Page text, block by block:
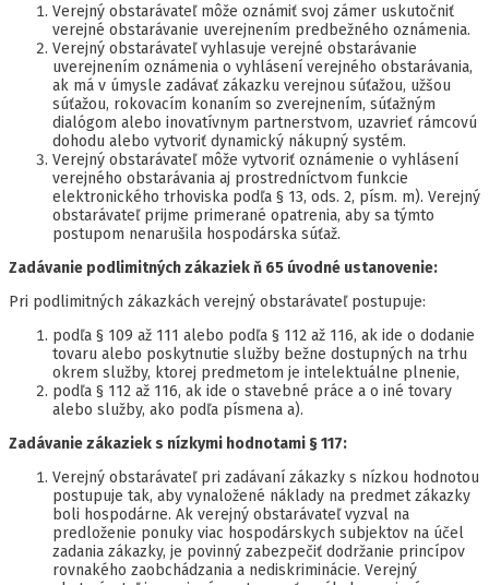
Verejný obstarávateľ môže oznámiť svoj zámer uskutočniť
verejné obstarávanie uverejnením predbežného oznámenia.
Verejný obstarávateľ vyhlasuje verejné obstarávanie
uverejnením oznámenia o vyhlásení verejného obstarávania,
ak má v úmysle zadávať zákazku verejnou súťažou, užšou
súťažou, rokovacím konaním so zverejnením, súťažným
dialógom alebo inovatívnym partnerstvom, uzavrieť rámcovú
dohodu alebo vytvoriť dynamický nákupný systém.
Verejný obstarávateľ môže vytvoriť oznámenie o vyhlásení
verejného obstarávania aj prostredníctvom funkcie
elektronického trhoviska podľa § 13, ods. 2, písm. m). Verejný
obstarávateľ prijme primerané opatrenia, aby sa týmto
postupom nenarušila hospodárska súťaž.
Zadávanie podlimitných zákaziek ň 65 úvodné ustanovenie:
Pri podlimitných zákazkách verejný obstarávateľ postupuje:
podľa § 109 až 111 alebo podľa § 112 až 116, ak ide o dodanie
tovaru alebo poskytnutie služby bežne dostupných na trhu
okrem služby, ktorej predmetom je intelektuálne plnenie,
podľa § 112 až 116, ak ide o stavebné práce a o iné tovary
alebo služby, ako podľa písmena a).
Zadávanie zákaziek s nízkymi hodnotami § 117:
Verejný obstarávateľ pri zadávaní zákazky s nízkou hodnotou
postupuje tak, aby vynaložené náklady na predmet zákazky
boli hospodárne. Ak verejný obstarávateľ vyzval na
predloženie ponuky viac hospodárskych subjektov na účel
zadania zákazky, je povinný zabezpečiť dodržanie princípov
rovnakého zaobchádzania a nediskriminácie. Verejný